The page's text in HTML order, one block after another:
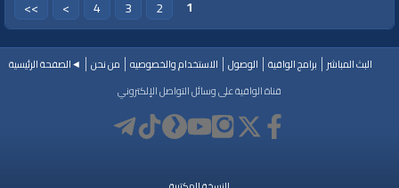
1
2
3
4
>
>>
البث المباشر برامج الواقية الوصول الاستخدام والخصوصيه من نحن
◄الصفحة الرئيسية
قناة الواقية على وسائل التواصل الإلكتروني